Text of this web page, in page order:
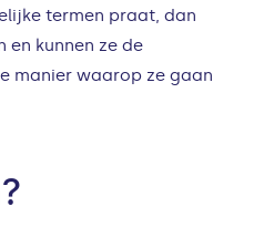
termen praat, dan
en kunnen ze de
manier waarop ze gaan